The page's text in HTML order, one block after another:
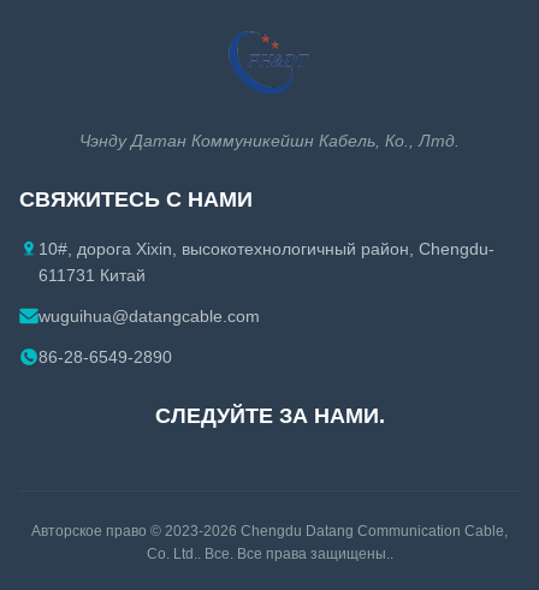
Кабель ethernet Cat7A
Аксессуары кабеля ethernet
1-5/8 Коаксиальный кабель
Чэнду Датан Коммуникейшн Кабель, Ко., Лтд.
СВЯЖИТЕСЬ С НАМИ
10#, дорога Xixin, высокотехнологичный район, Chengdu-
611731 Китай
wuguihua@datangcable.com
86-28-6549-2890
СЛЕДУЙТЕ ЗА НАМИ.
Авторское право © 2023-2026 Chengdu Datang Communication Cable,
Co. Ltd.. Все. Все права защищены..